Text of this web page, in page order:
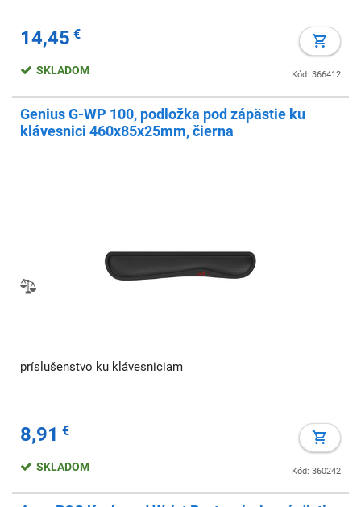
14,45 €
Kód: 366412
SKLADOM
Genius G-WP 100, podložka pod zápästie ku
klávesnici 460x85x25mm, čierna
príslušenstvo ku klávesniciam
8,91 €
Kód: 360242
SKLADOM